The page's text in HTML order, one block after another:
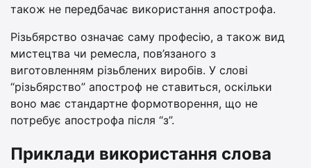
також не передбачає використання апострофа.
Різьбярство означає саму професію, а також вид
мистецтва чи ремесла, пов’язаного з
виготовленням різьблених виробів. У слові
“різьбярство” апостроф не ставиться, оскільки
воно має стандартне формотворення, що не
потребує апострофа після “з”.
Приклади використання слова